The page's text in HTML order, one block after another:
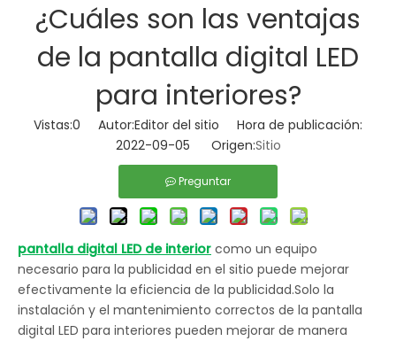
¿Cuáles son las ventajas
de la pantalla digital LED
para interiores?
Vistas:0 Autor:Editor del sitio Hora de publicación:
2022-09-05 Origen:Sitio
Preguntar
pantalla digital LED de interior como un equipo
necesario para la publicidad en el sitio puede mejorar
efectivamente la eficiencia de la publicidad.Solo la
instalación y el mantenimiento correctos de la pantalla
digital LED para interiores pueden mejorar de manera